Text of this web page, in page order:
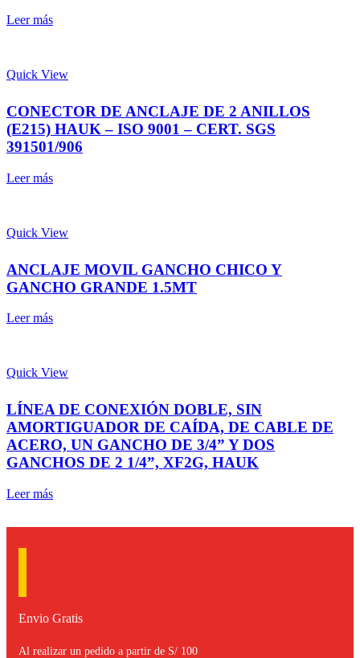
Leer más
Quick View
CONECTOR DE ANCLAJE DE 2 ANILLOS
(E215) HAUK – ISO 9001 – CERT. SGS
391501/906
Leer más
Quick View
ANCLAJE MOVIL GANCHO CHICO Y
GANCHO GRANDE 1.5MT
Leer más
Quick View
LÍNEA DE CONEXIÓN DOBLE, SIN
AMORTIGUADOR DE CAÍDA, DE CABLE DE
ACERO, UN GANCHO DE 3/4” Y DOS
GANCHOS DE 2 1/4”, XF2G, HAUK
Leer más
Envio Gratis
Al realizar un pedido a partir de S/ 100